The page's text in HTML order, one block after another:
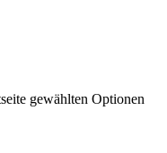
gewählten Optionen